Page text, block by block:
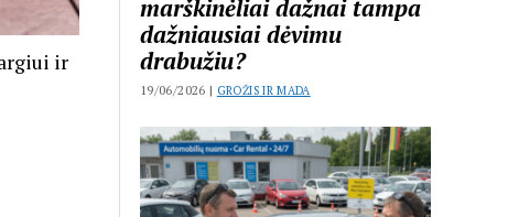
ir
marškinėliai dažnai tampa
dažniausiai dėvimu
drabužiu?
19/06/2026 | GROŽIS IR MADA